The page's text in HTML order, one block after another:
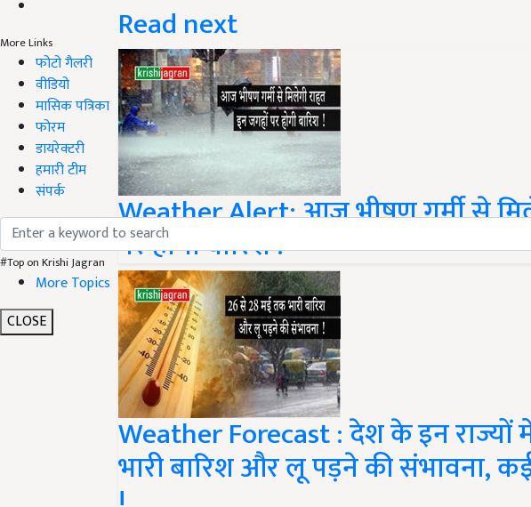
More Links
फोटो गैलरी
वीडियो
मासिक पत्रिका
फोरम
डायरेक्टरी
हमारी टीम
संपर्क
#Top on Krishi Jagran
More Topics
CLOSE
Read next
Weather Alert: आज भीषण गर्मी से
पर होगी बारिश !
Weather Forecast : देश के इन
भारी बारिश और लू पड़ने की संभावना, कई